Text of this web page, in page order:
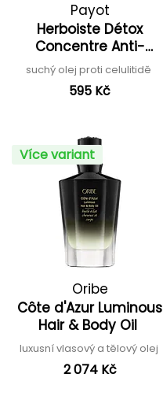
Payot
Herboiste Détox
Concentre Anti-
Capitons
suchý olej proti celulitidě
595 Kč
Více variant
Oribe
Côte d'Azur Luminous
Hair & Body Oil
luxusní vlasový a tělový olej
2 074 Kč